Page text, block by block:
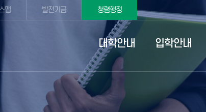
맵 발전기금 청렴행정
대학안내 입학안내